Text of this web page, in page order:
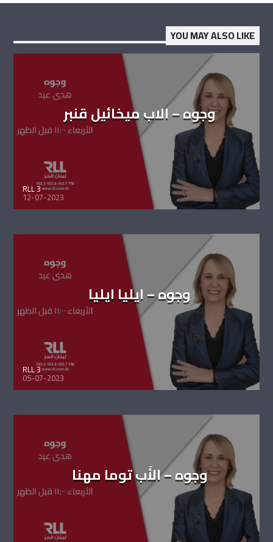
YOU MAY ALSO LIKE
وجوه – الاب ميخائيل قنبر
RLL 3
12-07-2023
وجوه – ايليا ايليا
RLL 3
05-07-2023
وجوه – الأَب توما مهنا